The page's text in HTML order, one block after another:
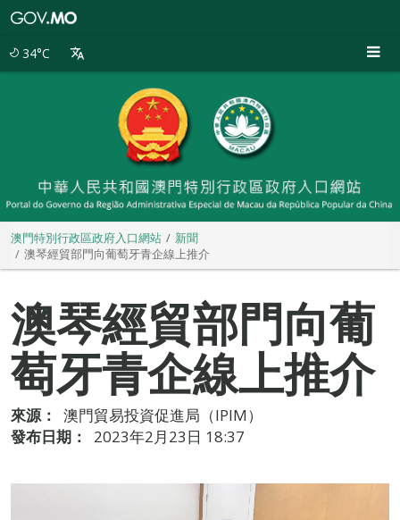
34°C
澳門特別行政區政府入口網站
新聞
澳琴經貿部門向葡萄牙青企線上推介
澳琴經貿部門向葡
萄牙青企線上推介
來源：
澳門貿易投資促進局（IPIM）
發布日期：
2023年2月23日 18:37